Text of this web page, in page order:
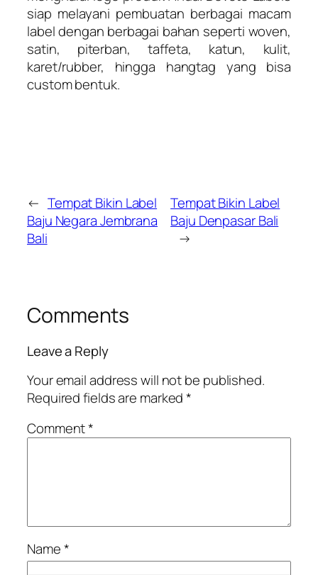
siap melayani pembuatan berbagai macam
label dengan berbagai bahan seperti woven,
satin, piterban, taffeta, katun, kulit,
karet/rubber, hingga hangtag yang bisa
custom bentuk.
← Tempat Bikin Label
Baju Negara Jembrana
Bali
Tempat Bikin Label
Baju Denpasar Bali
→
Comments
Leave a Reply
Your email address will not be published.
Required fields are marked*
Comment*
Name*